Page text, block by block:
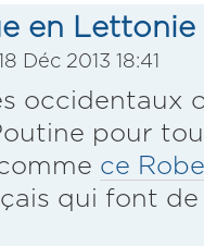
en Lettonie
Déc 2013 18:41
occidentaux
pour
ce
qui font